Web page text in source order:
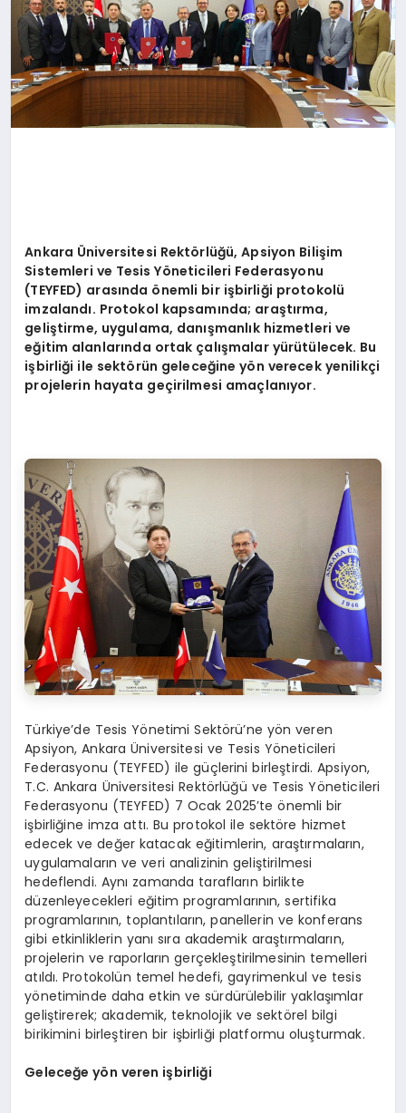
Ankara Üniversitesi Rektörlüğü, Apsiyon Bilişim
Sistemleri ve Tesis Yöneticileri Federasyonu
(TEYFED) arasında önemli bir işbirliği protokolü
imzalandı. Protokol kapsamında; araştırma,
geliştirme, uygulama, danışmanlık hizmetleri ve
eğitim alanlarında ortak çalışmalar yürütülecek. Bu
işbirliği ile sektörün geleceğine yön verecek yenilikçi
projelerin hayata geçirilmesi amaçlanıyor.
Türkiye’de Tesis Yönetimi Sektörü’ne yön veren
Apsiyon, Ankara Üniversitesi ve Tesis Yöneticileri
Federasyonu (TEYFED) ile güçlerini birleştirdi. Apsiyon,
T.C. Ankara Üniversitesi Rektörlüğü ve Tesis Yöneticileri
Federasyonu (TEYFED) 7 Ocak 2025’te önemli bir
işbirliğine imza attı. Bu protokol ile sektöre hizmet
edecek ve değer katacak eğitimlerin, araştırmaların,
uygulamaların ve veri analizinin geliştirilmesi
hedeflendi. Aynı zamanda tarafların birlikte
düzenleyecekleri eğitim programlarının, sertifika
programlarının, toplantıların, panellerin ve konferans
gibi etkinliklerin yanı sıra akademik araştırmaların,
projelerin ve raporların gerçekleştirilmesinin temelleri
atıldı. Protokolün temel hedefi, gayrimenkul ve tesis
yönetiminde daha etkin ve sürdürülebilir yaklaşımlar
geliştirerek; akademik, teknolojik ve sektörel bilgi
birikimini birleştiren bir işbirliği platformu oluşturmak.
Geleceğe yön veren işbirliği